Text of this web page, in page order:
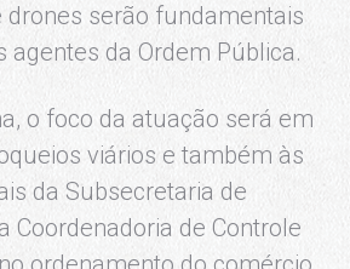
drones serão fundamentais
agentes da Ordem Pública.
o foco da atuação será em
viários e também às
da Subsecretaria de
Coordenadoria de Controle